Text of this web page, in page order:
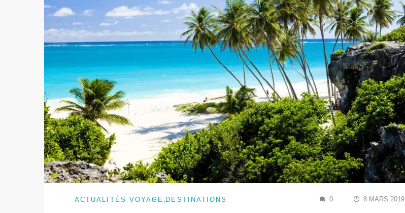
ACTUALITÉS VOYAGE DESTINATIONS 0 8 MARS 2019